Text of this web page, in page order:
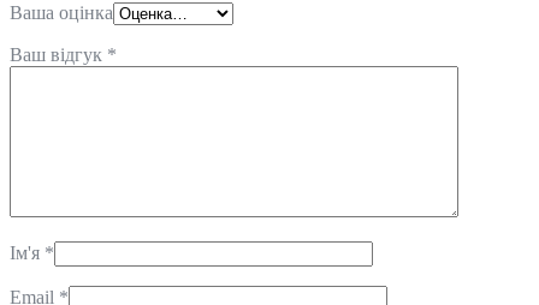
Ваша оцінка
Ваш відгук *
Ім'я *
Email *